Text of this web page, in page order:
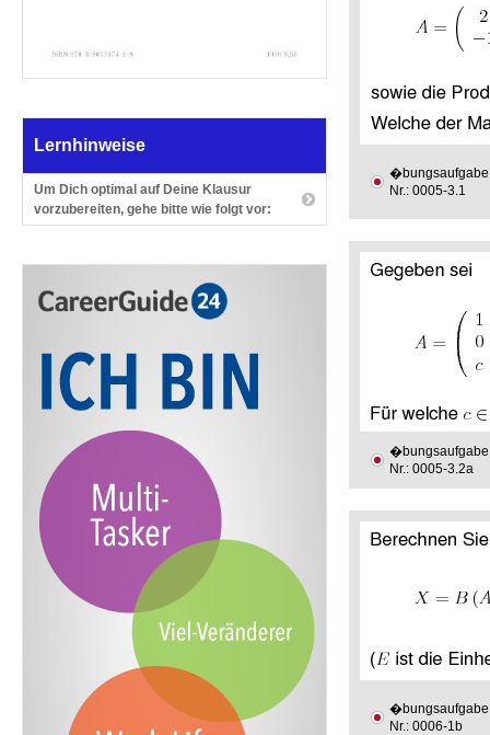
Lernhinweise
Um Dich optimal auf Deine Klausur
vorzubereiten, gehe bitte wie folgt vor:
�bungsaufgabe
Nr.: 0005-3.1
�bungsaufgabe
Nr.: 0005-3.2a
�bungsaufgabe
Nr.: 0006-1b